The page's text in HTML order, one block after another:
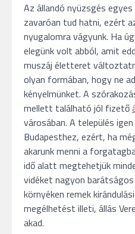
Az állandó nyüzsgés
zavaróan tud hatni, ezért
nyugalomra vágyunk. Ha
elegünk volt abból, amit
muszáj életteret
olyan formában, hogy ne
kényelmünket. A
mellett található jól fizető
városában. A település
Budapesthez, ezért, ha
akarunk menni a
idő alatt megtehetjük
vidéket nagyon
környéken remek
megélhetést illeti, állás
akad.